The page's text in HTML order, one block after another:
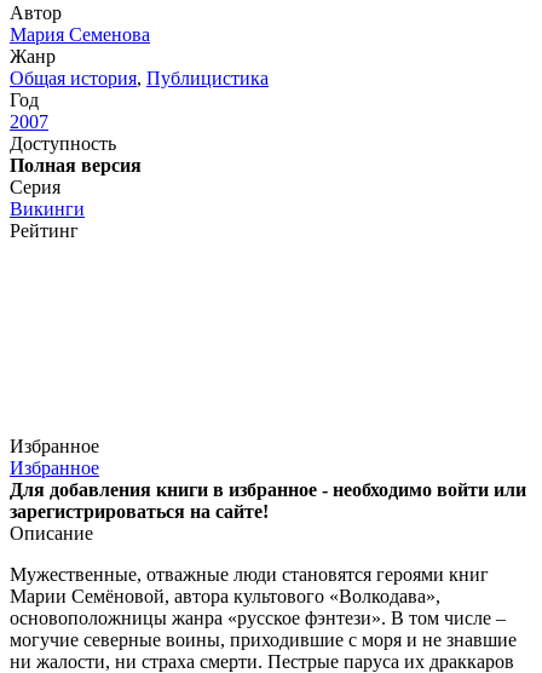
Автор
Мария Семенова
Жанр
Общая история, Публицистика
Год
2007
Доступность
Полная версия
Серия
Викинги
Рейтинг
Избранное
Избранное
Для добавления книги в избранное - необходимо войти или
зарегистрироваться на сайте!
Описание
Мужественные, отважные люди становятся героями книг
Марии Семёновой, автора культового «Волкодава»,
основоположницы жанра «русское фэнтези». В том числе –
могучие северные воины, приходившие с моря и не знавшие
ни жалости, ни страха смерти. Пестрые паруса их драккаров